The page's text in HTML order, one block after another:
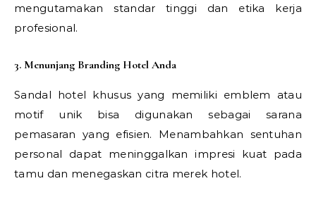
mengutamakan standar tinggi dan etika kerja
profesional.
3. Menunjang Branding Hotel Anda
Sandal hotel khusus yang memiliki emblem atau
motif unik bisa digunakan sebagai sarana
pemasaran yang efisien. Menambahkan sentuhan
personal dapat meninggalkan impresi kuat pada
tamu dan menegaskan citra merek hotel.